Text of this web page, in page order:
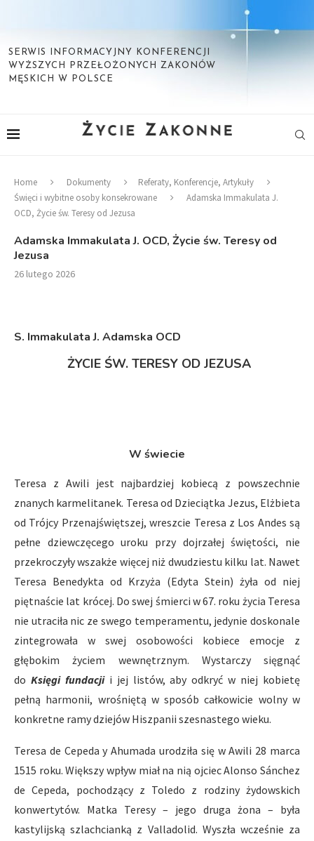
SERWIS INFORMACYJNY KONFERENCJI
WYŻSZYCH PRZEŁOŻONYCH ZAKONÓW
MĘSKICH W POLSCE
Home Dokumenty
Referaty, Konferencje, Artykuły
Święci i wybitne osoby konsekrowane
Adamska Immakulata J.
OCD, Życie św. Teresy od Jezusa
Adamska Immakulata J. OCD, Życie św. Teresy od
Jezusa
26 lutego 2026
S. Immakulata J. Adamska OCD
ŻYCIE ŚW. TERESY OD JEZUSA
W świecie
Teresa z Awili jest najbardziej kobiecą z powszechnie
znanych karmelitanek. Teresa od Dzieciątka Jezus, Elżbieta
od Trójcy Przenajświętszej, wreszcie Teresa z Los Andes są
pełne dziewczęcego uroku przy dojrzałej świętości, nie
przekroczyły wszakże więcej niż dwudziestu kilku lat. Nawet
Teresa Benedykta od Krzyża (Edyta Stein) żyła od niej
piętnaście lat krócej. Do swej śmierci w 67. roku życia Teresa
nie utraciła nic ze swego temperamentu, jedynie doskonale
zintegrowała w swej osobowości kobiece emocje z
głębokim życiem wewnętrznym. Wystarczy sięgnąć
do Księgi fundacjii jej listów, aby odkryć w niej kobietę
pełną harmonii, wrośniętą w sposób całkowicie wolny w
konkretne ramy dziejów Hiszpanii szesnastego wieku.
Teresa de Cepeda y Ahumada urodziła się w Awili 28 marca
1515 roku. Większy wpływ miał na nią ojciec Alonso Sánchez
de Cepeda, pochodzący z Toledo z rodziny żydowskich
konwertytów. Matka Teresy – jego druga żona – była
kastylijską szlachcianką z Valladolid. Wyszła wcześnie za